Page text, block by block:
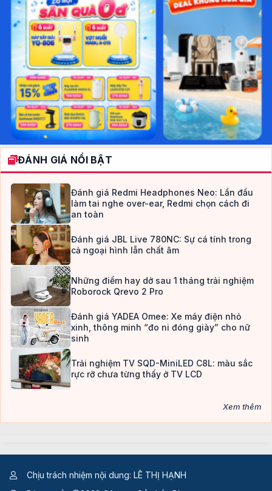
ĐÁNH GIÁ NỔI BẬT
Đánh giá Redmi Headphones Neo: Lần đầu
làm tai nghe over-ear, Redmi chọn cách đi
an toàn
Đánh giá JBL Live 780NC: Sự cá tính trong
cả ngoại hình lẫn chất âm
Những điểm hay dở sau 1 tháng trải nghiệm
Roborock Qrevo 2 Pro
Đánh giá YADEA Omee: Xe máy điện nhỏ
xinh, thông minh “đo ni đóng giày” cho nữ
sinh
Trải nghiệm TV SQD-MiniLED C8L: màu sắc
rực rỡ chưa từng thấy ở TV LCD
Xem thêm
Chịu trách nhiệm nội dung: LÊ THỊ HẠNH